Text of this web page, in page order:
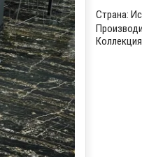
Страна: